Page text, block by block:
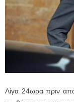
Λίγα 24ωρα πριν από